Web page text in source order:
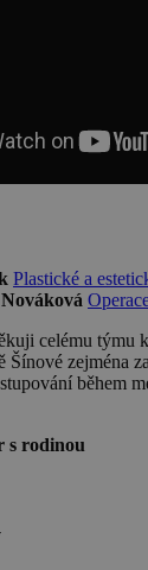
Plastické a
celému týmu
Šínové zejména
během
s rodinou